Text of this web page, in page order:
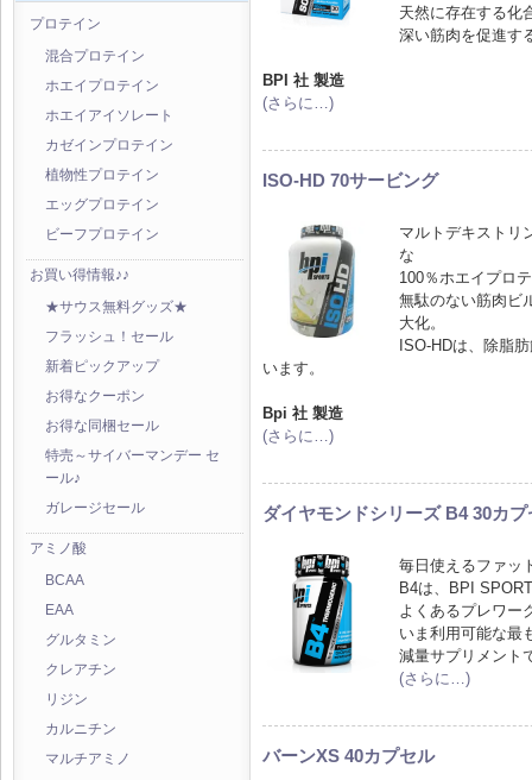
プロテイン
混合プロテイン
ホエイプロテイン
ホエイアイソレート
カゼインプロテイン
植物性プロテイン
エッグプロテイン
ビーフプロテイン
お買い得情報♪♪
★サウス無料グッズ★
フラッシュ！セール
新着ピックアップ
お得なクーポン
お得な同梱セール
特売～サイバーマンデー セ
ール♪
ガレージセール
アミノ酸
BCAA
EAA
グルタミン
クレアチン
リジン
カルニチン
マルチアミノ
天然に存在する化
深い筋肉を促進す
BPI 社 製造
(さらに…)
ISO-HD 70サービング
マルトデキストリ
な
100％ホエイプロ
無駄のない筋肉ビ
大化。
ISO-HDは、除脂
います。
Bpi 社 製造
(さらに…)
ダイヤモンドシリーズ B4 30カプ
毎日使えるファッ
B4は、BPI
よくあるプレワー
いま利用可能な最
減量サプリメント
(さらに…)
バーンXS 40カプセル